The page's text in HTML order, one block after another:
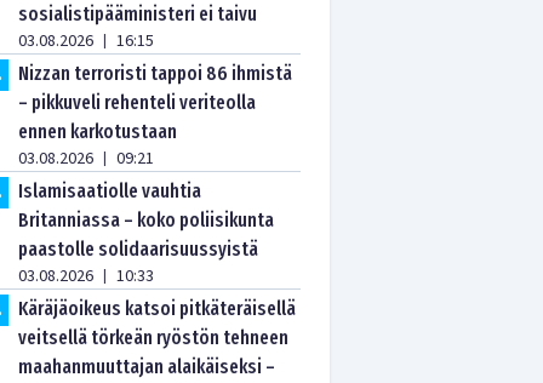
sosialistipääministeri ei taivu
03.08.2026 | 16:15
Nizzan terroristi tappoi 86 ihmistä
– pikkuveli rehenteli veriteolla
ennen karkotustaan
03.08.2026 | 09:21
Islamisaatiolle vauhtia
Britanniassa – koko poliisikunta
paastolle solidaarisuussyistä
03.08.2026 | 10:33
Käräjäoikeus katsoi pitkäteräisellä
veitsellä törkeän ryöstön tehneen
maahanmuuttajan alaikäiseksi –